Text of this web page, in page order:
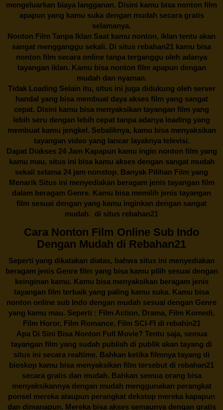
mengeluarkan biaya langganan. Disini kamu bisa nonton film
apapun yang kamu suka dengan mudah secara gratis
selamanya.
Nonton Film Tanpa Iklan Saat kamu nonton, iklan tentu akan
sangat mengganggu sekali. Di situs rebahan21 kamu bisa
nonton film secara online tanpa terganggu oleh adanya
tayangan iklan. Kamu bisa nonton film apapun dengan
mudah dan nyaman.
Tidak Loading Selain itu, situs ini juga didukung oleh server
handal yang bisa membuat daya akses film yang sangat
cepat. Disini kamu bisa menyaksikan tayangan film yang
lebih seru dengan lebih cepat tanpa adanya loading yang
membuat kamu jengkel. Sebaliknya, kamu bisa menyaksikan
tayangan video yang lancar layaknya televisi.
Dapat Diakses 24 Jam Kapapun kamu ingin nonton film yang
kamu mau, situs ini bisa kamu akses dengan sangat mudah
sekali selama 24 jam nonstop. Banyak Pilihan Film yang
Menarik Situs ini menyediakan beragam jenis tayangan film
dalam beragam Genre. Kamu bisa memilih jenis tayangan
film sesuai dengan yang kamu inginkan dengan sangat
mudah. di situs rebahan21
Cara Nonton Film Online Sub Indo
Dengan Mudah di Rebahan21
Seperti yang dikatakan diatas, bahwa situs ini menyediakan
beragam jenis Genre film yang bisa kamu pilih sesuai dengan
keinginan kamu. Kamu bisa menyaksikan beragam jenis
tayangan film terbaik yang paling kamu suka. Kamu bisa
nonton online sub Indo dengan mudah sesuai dengan Genre
yang kamu mau. Seperti : Film Action, Drama, Film Komedi,
Film Horor, Film Romance, Film SCI-FI di rebahin21
Apa Di Sini Bisa Nonton Full Movie? Tentu saja, semua
tayangan film yang sudah publish di publik akan tayang di
situs ini secara realtime. Bahkan ketika filmnya tayang di
bioskop kamu bisa menyaksikan film tersebut di rebahan21
secara gratis dan mudah. Bahkan semua orang bisa
menyaksikannya dengan mudah menggunakan perangkat
ponsel mereka ataupun perangkat dekstop mereka kapapun
dan dimanapun. Mereka bisa akses semaunya dengan gratis